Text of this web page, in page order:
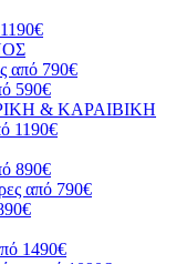
από 790€
590€
& ΚΑΡΑΙΒΙΚΗ
1190€
890€
από 790€
1490€